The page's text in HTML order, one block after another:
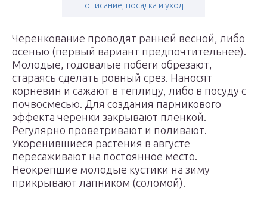
описание, посадка и уход
Черенкование проводят ранней весной, либо
осенью (первый вариант предпочтительнее).
Молодые, годовалые побеги обрезают,
стараясь сделать ровный срез. Наносят
корневин и сажают в теплицу, либо в посуду с
почвосмесью. Для создания парникового
эффекта черенки закрывают пленкой.
Регулярно проветривают и поливают.
Укоренившиеся растения в августе
пересаживают на постоянное место.
Неокрепшие молодые кустики на зиму
прикрывают лапником (соломой).